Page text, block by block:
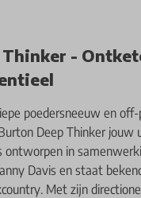
Thinker -
poedersneeuw en
Deep Thinker jouw
ontworpen in
Davis en staat
Met zijn